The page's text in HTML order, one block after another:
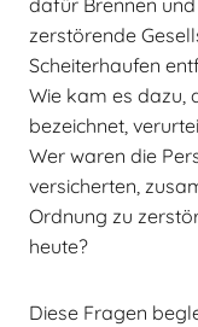
dafür Brennen
zerstörende
Scheiterhaufen
Wie kam es dazu,
bezeichnet,
Wer waren die
versicherten,
Ordnung zu
heute?
Diese Fragen